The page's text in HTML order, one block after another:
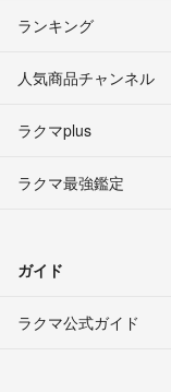
ランキング
人気商品チャンネル
ラクマplus
ラクマ最強鑑定
ガイド
ラクマ公式ガイド